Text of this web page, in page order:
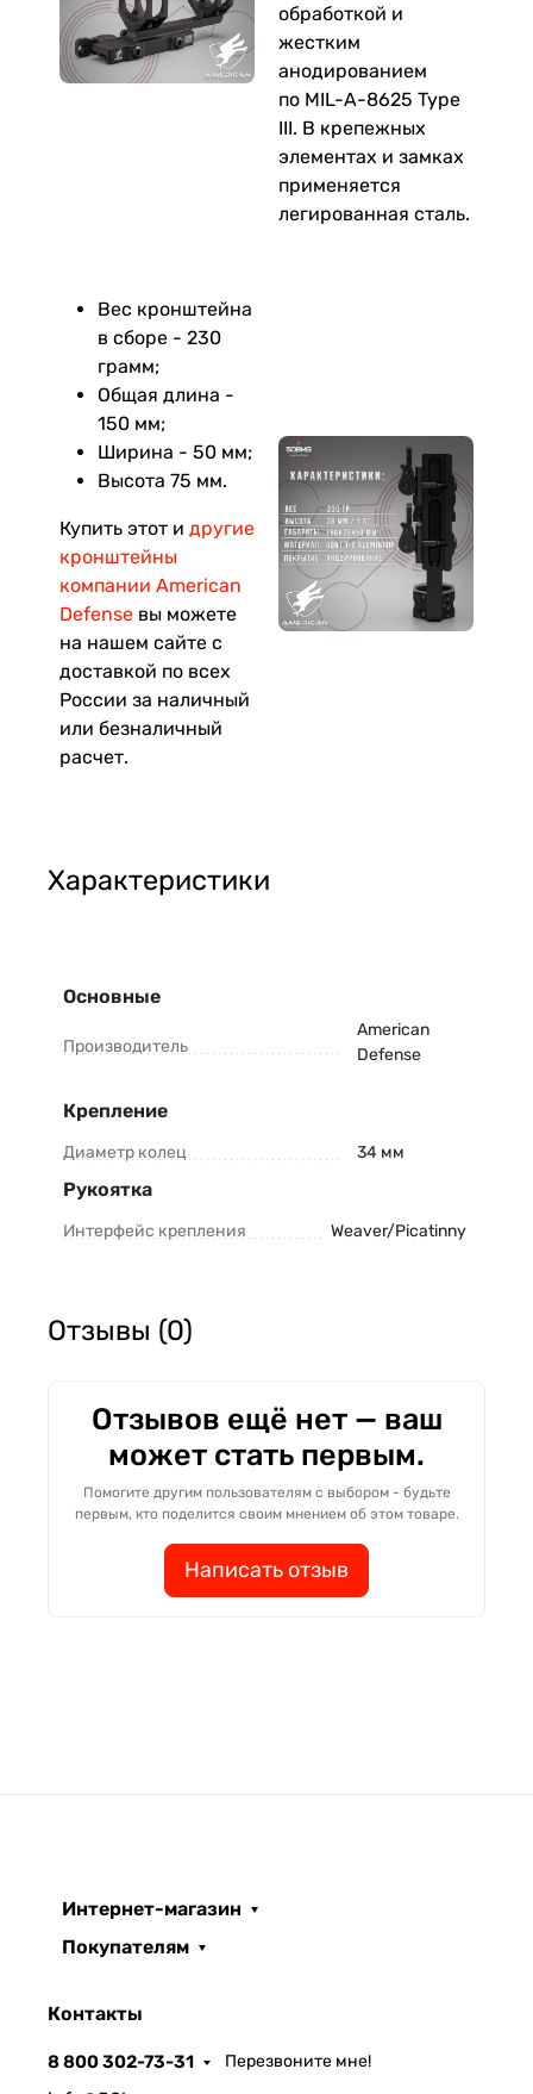
обработкой и
жестким
анодированием
по MIL-A-8625 Type
III. В крепежных
элементах и замках
применяется
легированная сталь.
Вес кронштейна
в сборе - 230
грамм;
Общая длина -
150 мм;
Ширина - 50 мм;
Высота 75 мм.
Купить этот и другие
кронштейны
компании American
Defense вы можете
на нашем сайте с
доставкой по всех
России за наличный
или безналичный
расчет.
Характеристики
Основные
Производитель
American
Defense
Крепление
Диаметр колец 34 мм
Рукоятка
Интерфейс крепления Weaver/Picatinny
Отзывы (0)
Отзывов ещё нет — ваш
может стать первым.
Помогите другим пользователям с выбором - будьте
первым, кто поделится своим мнением об этом товаре.
Написать отзыв
Интернет-магазин
Покупателям
Контакты
8 800 302-73-31 Перезвоните мне!